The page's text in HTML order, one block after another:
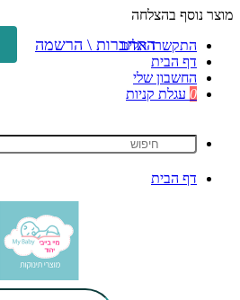
מוצר נוסף בהצלחה
התקשרו אלינו
דף הבית
החשבון שלי
0 עגלת קניות
דף הבית
התחברות \ הרשמה